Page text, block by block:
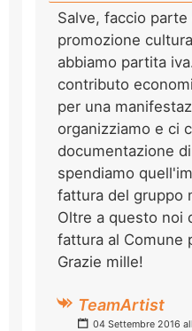
Salve, faccio
promozione
abbiamo partita
contributo
per una
organizziamo e ci
documentazione
spendiamo
fattura del gruppo
Oltre a questo noi
fattura al Comune
Grazie mille!
TeamArtist
04 Settembre 2016